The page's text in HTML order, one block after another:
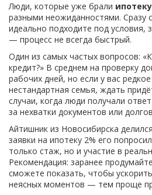
Люди, которые уже брали
разными неожиданностями. Сразу
идеально подходите под условия,
— процесс не всегда быстрый.
Один из самых частых вопросов:
кредит?» В среднем на проверку
рабочих дней, но если у вас
нестандартная семья, ждать
случаи, когда люди получали
за нехватки документов или
Айтишник из Новосибирска
заявки на ипотеку 2% его
только стаж, но и участие в
Рекомендация: заранее
сможете показать, чтобы
неясных моментов — тем проще